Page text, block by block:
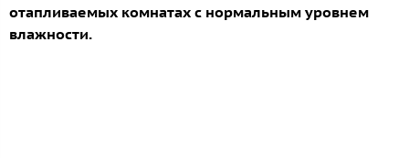
отапливаемых комнатах с нормальным уровнем
влажности.